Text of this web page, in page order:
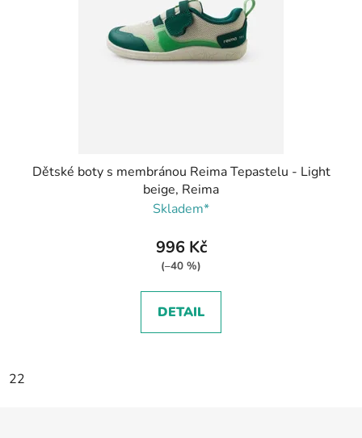
Dětské boty s membránou Reima Tepastelu - Light
beige, Reima
Skladem*
996 Kč
(–40 %)
DETAIL
22